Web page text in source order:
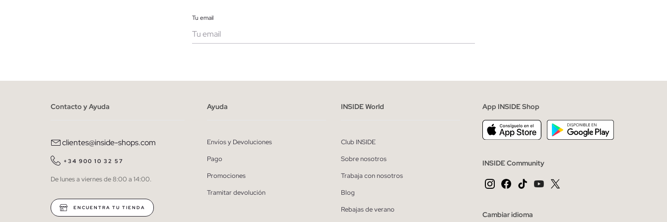
Tu email
* Puedes cancelar la suscripción en cualquier momento.
Contacto y Ayuda
clientes@inside-shops.com
+34 900 10 32 57
De lunes a viernes de 8:00 a 14:00.
ENCUENTRA TU TIENDA
Ayuda
Envíos y Devoluciones
Pago
Promociones
Tramitar devolución
INSIDE World
Club INSIDE
Sobre nosotros
Trabaja con nosotros
Blog
Rebajas de verano
App INSIDE Shop
INSIDE Community
Cambiar idioma